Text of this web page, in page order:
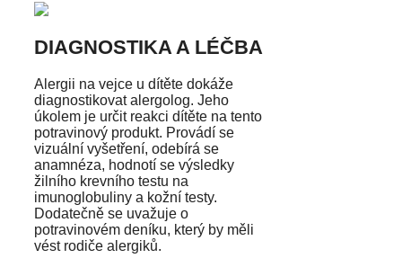
DIAGNOSTIKA A LÉČBA
Alergii na vejce u dítěte dokáže
diagnostikovat alergolog. Jeho
úkolem je určit reakci dítěte na tento
potravinový produkt. Provádí se
vizuální vyšetření, odebírá se
anamnéza, hodnotí se výsledky
žilního krevního testu na
imunoglobuliny a kožní testy.
Dodatečně se uvažuje o
potravinovém deníku, který by měli
vést rodiče alergiků.